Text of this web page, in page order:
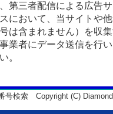
第三者配信による広告
において、当サイトや
は含まれません）を収
業者にデータ送信を行
。
号検索 Copyright (C)